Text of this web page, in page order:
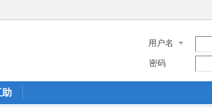
用户名
密码
助